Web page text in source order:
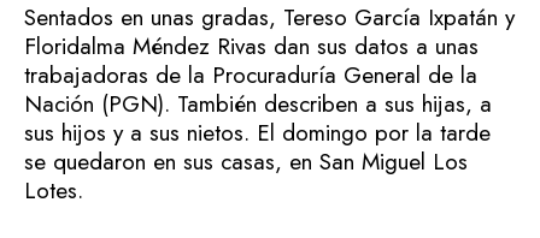
Sentados en unas gradas, Tereso García Ixpatán y
Floridalma Méndez Rivas dan sus datos a unas
trabajadoras de la Procuraduría General de la
Nación (PGN). También describen a sus hijas, a
sus hijos y a sus nietos. El domingo por la tarde
se quedaron en sus casas, en San Miguel Los
Lotes.